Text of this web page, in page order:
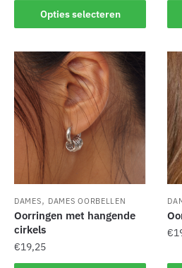
Opties selecteren
product
meerdere
variaties.
Deze
optie
kan
gekozen
worden
de
productpagina
op
de
DAMES, DAMES OORBELLEN
Oorringen met hangende
cirkels
€19,25
€